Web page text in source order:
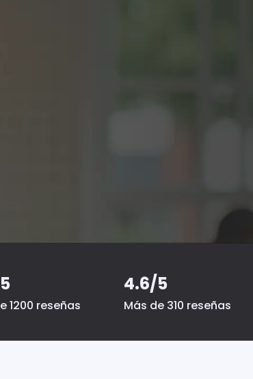
1200 reseñas
4.6/5
Más de 310 reseñas